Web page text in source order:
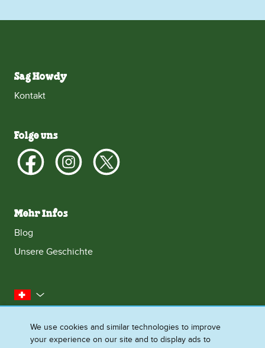
Sag Howdy
Kontakt
Folge uns
Mehr Infos
Blog
Unsere Geschichte
Schweiz
Kontakt
Impressum
Datenschutzhinweis
Droit
Cookie - Informationen Sitemap
We use cookies and similar technologies to improve
your experience on our site and to display ads to